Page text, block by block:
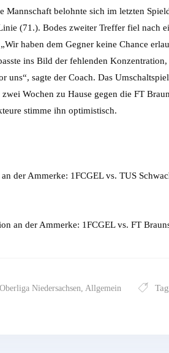
Mannschaft belohnte sich im letzten
(71.). Bodes zweiter Treffer fiel
haben dem Gegner keine Chance
ins Bild der fehlenden
uns“, sagte der Coach. Das
Wochen zu Hause gegen die FT
stimme ihn optimistisch.
der Ammerke: 1FCGEL vs. TUS
an der Ammerke: 1FCGEL vs. FT
Oberliga Niedersachsen Allgemein